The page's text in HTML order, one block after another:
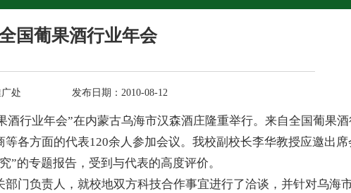
国葡果酒行业年会
处 发布日期：2010-08-12
行业年会”在内蒙古乌海市汉森酒庄隆重举行。来自全国葡果酒
各方面的代表120余人参加会议。我校副校长李华教授应邀出席
的专题报告，受到与代表的高度评价。
负责人，就校地双方科技合作事宜进行了洽谈，并针对乌海